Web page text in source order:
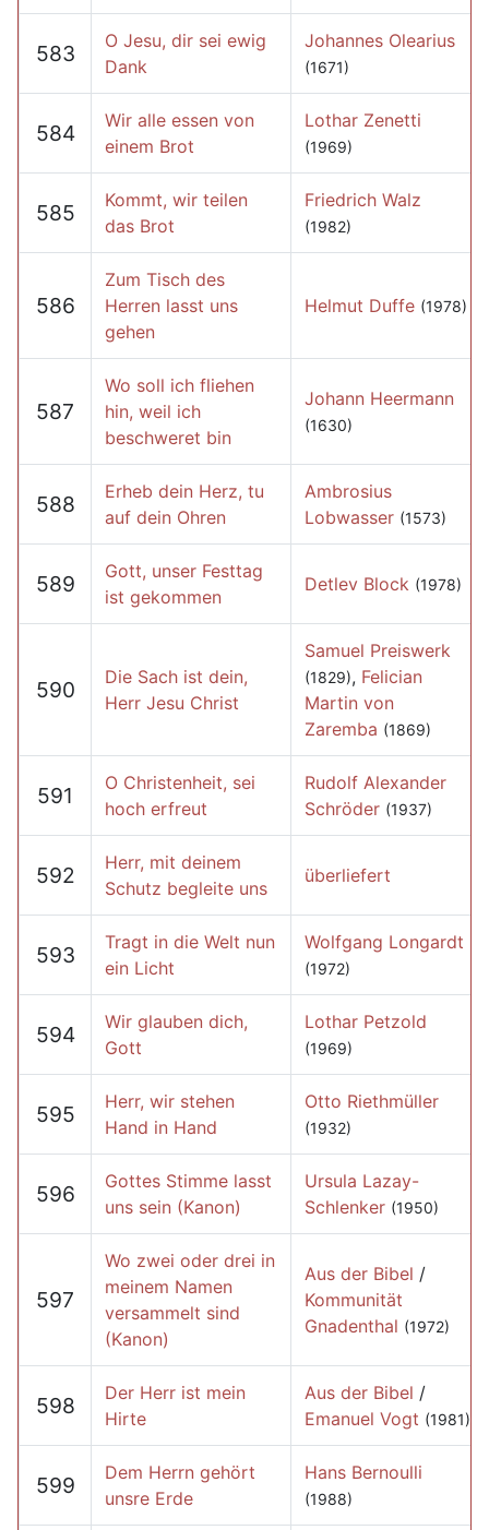
583
O Jesu, dir sei ewig
Dank
Johannes Olearius
(1671)
584
Wir alle essen von
einem Brot
Lothar Zenetti
(1969)
585
Kommt, wir teilen
das Brot
Friedrich Walz
(1982)
586
Zum Tisch des
Herren lasst uns
gehen
Helmut Duffe (1978)
587
Wo soll ich fliehen
hin, weil ich
beschweret bin
Johann Heermann
(1630)
588
Erheb dein Herz, tu
auf dein Ohren
Ambrosius
Lobwasser (1573)
589
Gott, unser Festtag
ist gekommen
Detlev Block (1978)
590
Die Sach ist dein,
Herr Jesu Christ
Samuel Preiswerk
(1829), Felician
Martin von
Zaremba (1869)
591
O Christenheit, sei
hoch erfreut
Rudolf Alexander
Schröder (1937)
592
Herr, mit deinem
Schutz begleite uns
überliefert
593
Tragt in die Welt nun
ein Licht
Wolfgang Longardt
(1972)
594
Wir glauben dich,
Gott
Lothar Petzold
(1969)
595
Herr, wir stehen
Hand in Hand
Otto Riethmüller
(1932)
596
Gottes Stimme lasst
uns sein (Kanon)
Ursula Lazay-
Schlenker (1950)
597
Wo zwei oder drei in
meinem Namen
versammelt sind
(Kanon)
Aus der Bibel /
Kommunität
Gnadenthal (1972)
598
Der Herr ist mein
Hirte
Aus der Bibel /
Emanuel Vogt (1981)
599
Dem Herrn gehört
unsre Erde
Hans Bernoulli
(1988)